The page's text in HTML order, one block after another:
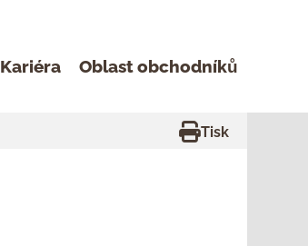
Kariéra Oblast obchodníků
Tisk